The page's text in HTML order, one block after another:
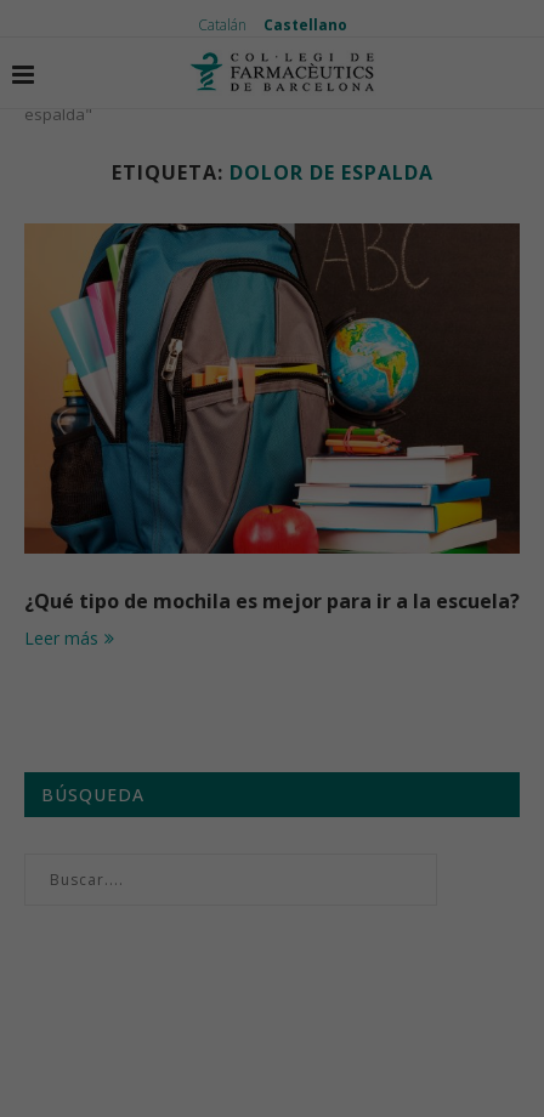
Catalán Castellano
Inicio
Artículos etiquetados con "dolor de
espalda"
ETIQUETA: DOLOR DE ESPALDA
¿Qué tipo de mochila es mejor para ir a la escuela?
Leer más
BÚSQUEDA